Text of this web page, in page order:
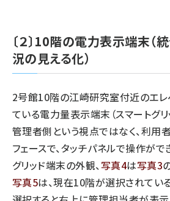
〔２〕10階の電力表示端末（
況の見える化）
2号館10階の江崎研究室付近のエ
ている電力量表示端末（スマートグリ
管理者側という視点ではなく、利用
フェースで、タッチパネルで操作がで
グリッド端末の外観、写真4は写真3
写真5は、現在10階が選択されてい